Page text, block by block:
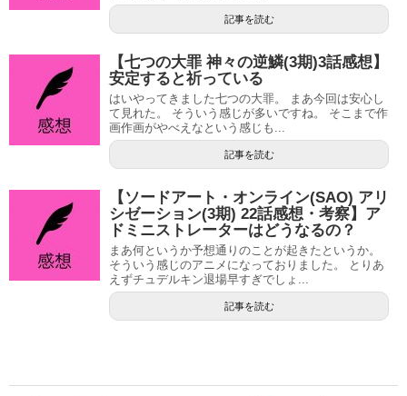
記事を読む
【七つの大罪 神々の逆鱗(3期)3話感想】
安定すると祈っている
はいやってきました七つの大罪。 まあ今回は安心し
て見れた。 そういう感じが多いですね。 そこまで作
画作画がやべえなという感じも...
記事を読む
【ソードアート・オンライン(SAO) アリ
シゼーション(3期) 22話感想・考察】ア
ドミニストレーターはどうなるの？
まあ何というか予想通りのことが起きたというか。
そういう感じのアニメになっておりました。 とりあ
えずチュデルキン退場早すぎでしょ...
記事を読む